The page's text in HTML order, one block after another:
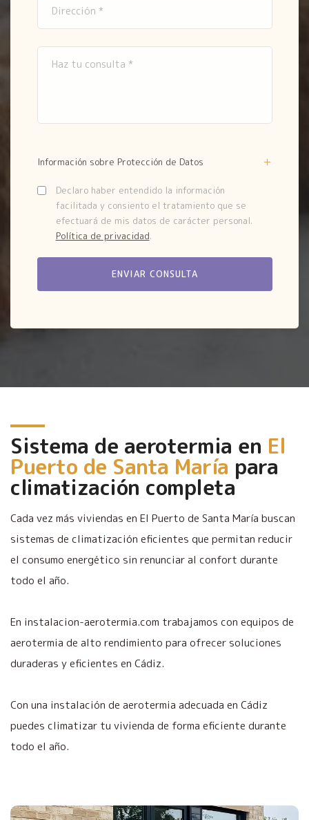
Información sobre Protección de Datos
Declaro haber entendido la información
facilitada y consiento el tratamiento que se
efectuará de mis datos de carácter personal.
Política de privacidad.
Sistema de aerotermia en El
Puerto de Santa María para
climatización completa
Cada vez más viviendas en El Puerto de Santa María buscan
sistemas de climatización eficientes que permitan reducir
el consumo energético sin renunciar al confort durante
todo el año.
En instalacion-aerotermia.com trabajamos con equipos de
aerotermia de alto rendimiento para ofrecer soluciones
duraderas y eficientes en Cádiz.
Con una instalación de aerotermia adecuada en Cádiz
puedes climatizar tu vivienda de forma eficiente durante
todo el año.